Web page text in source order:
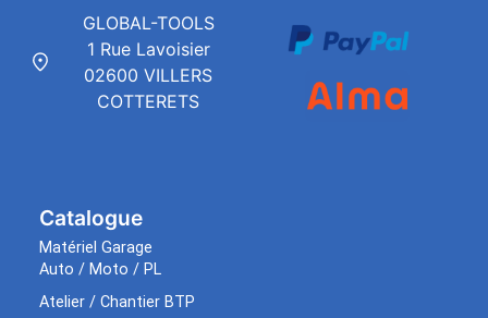
Catalogue
Matériel Garage
Auto / Moto / PL
Atelier / Chantier BTP
GLOBAL-TOOLS
1 Rue Lavoisier
02600 VILLERS
COTTERETS